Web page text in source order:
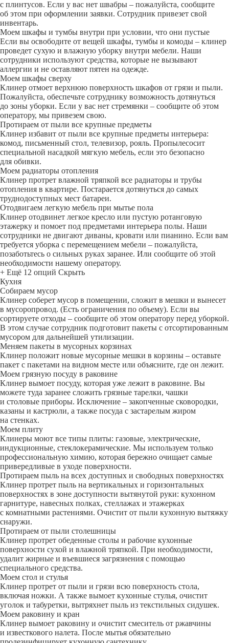
с плинтусов. Если у вас нет швабры – пожалуйста, сообщите
об этом при оформлении заявки. Сотрудник привезет свой
инвентарь.
Моем шкафы и тумбы внутри при условии, что они пустые
Если вы освободите от вещей шкафы, тумбы и комоды – клинер
проведет сухую и влажную уборку внутри мебели. Наши
сотрудники используют средства, которые не вызывают
аллергии и не оставляют пятен на одежде.
Моем шкафы сверху
Клинер отмоет верхнюю поверхность шкафов от грязи и пыли.
Пожалуйста, обеспечьте сотруднику возможность дотянуться
до зоны уборки. Если у вас нет стремянки – сообщите об этом
оператору, мы привезем свою.
Протираем от пыли все крупные предметы
Клинер избавит от пыли все крупные предметы интерьера:
комод, письменный стол, телевизор, рояль. Пропылесосит
специальной насадкой мягкую мебель, если это безопасно
для обивки.
Моем радиаторы отопления
Клинер протрет влажной тряпкой все радиаторы и трубы
отопления в квартире. Постарается дотянуться до самых
труднодоступных мест батареи.
Отодвигаем легкую мебель при мытье пола
Клинер отодвинет легкое кресло или пустую ротанговую
этажерку и помоет под предметами интерьера полы. Наши
сотрудники не двигают диваны, кровати или пианино. Если вам
требуется уборка с перемещением мебели – пожалуйста,
позаботьтесь о сильных руках заранее. Или сообщите об этой
необходимости нашему оператору.
+ Ещё 12 опций Скрыть
Кухня
Собираем мусор
Клинер соберет мусор в помещении, сложит в мешки и вынесет
в мусоропровод. (Есть ограничения по объему). Если вы
сортируете отходы – сообщите об этом оператору перед уборкой.
В этом случае сотрудник подготовит пакеты с отсортированным
мусором для дальнейшей утилизации.
Меняем пакеты в мусорных корзинах
Клинер положит новые мусорные мешки в корзины – оставьте
пакет с пакетами на видном месте или объясните, где он лежит.
Моем грязную посуду в раковине
Клинер вымоет посуду, которая уже лежит в раковине. Вы
можете туда заранее сложить грязные тарелки, чашки
и столовые приборы. Исключение – закопченные сковородки,
казаны и кастрюли, а также посуда с застарелым жиром
на стенках.
Моем плиту
Клинеры моют все типы плиты: газовые, электрические,
индукционные, стеклокерамические. Мы используем только
профессиональную химию, которая бережно очищает самые
привередливые в уходе поверхности.
Протираем пыль на всех доступных и свободных поверхностях
Клинер протрет пыль на вертикальных и горизонтальных
поверхностях в зоне доступности вытянутой руки: кухонном
гарнитуре, навесных полках, стеллажах и этажерках
с комнатными растениями. Очистит от пыли кухонную вытяжку
снаружи.
Протираем от пыли столешницы
Клинер протрет обеденные столы и рабочие кухонные
поверхности сухой и влажной тряпкой. При необходимости,
удалит жирные и въевшиеся загрязнения с помощью
специального средства.
Моем стол и стулья
Клинер протрет от пыли и грязи всю поверхность стола,
включая ножки. А также вымоет кухонные стулья, очистит
уголок и табуретки, вытряхнет пыль из текстильных сидушек.
Моем раковину и кран
Клинер вымоет раковину и очистит смеситель от ржавчины
и известкового налета. После мытья обязательно